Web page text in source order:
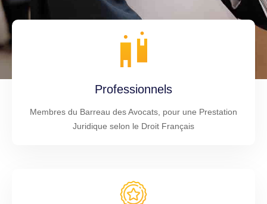
Professionnels
Membres du Barreau des Avocats, pour une Prestation
Juridique selon le Droit Français